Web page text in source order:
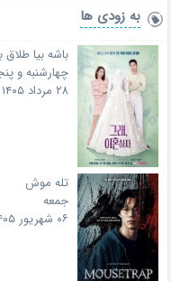
به زودی ها
باشه بیا طلاق
چهارشنبه و
۲۸ مرداد ۱۴۰۵
تله موش
جمعه
۰۶ شهریور ۱۴۰۵